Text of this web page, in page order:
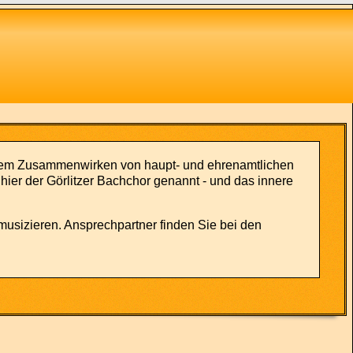
Zusammenwirken von haupt- und ehrenamtlichen
der Görlitzer Bachchor genannt - und das innere
Ansprechpartner finden Sie bei den